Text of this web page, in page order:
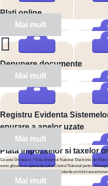
Plati online
Mai mult
Depunere documente
Mai mult
Registru Evidenta
epurare a apelor uzate
Mai mult
Plata impozitelor si taxelor
Ce este Ghiseul.ro ? Este Sistemul National Electronic de
www.ghiseul.ro, operat de catre Centrul National pentru
Acest site este securizat la inalte standarde privind
Mai mult